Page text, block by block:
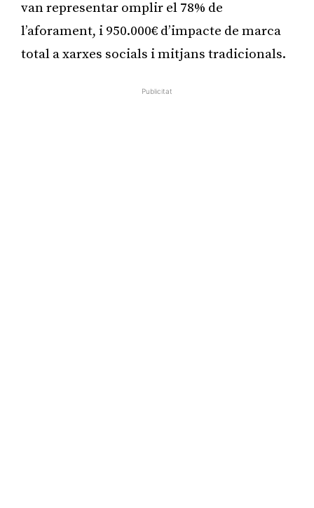
van representar omplir el 78% de
l’aforament, i 950.000€ d’impacte de marca
total a xarxes socials i mitjans tradicionals.
Publicitat